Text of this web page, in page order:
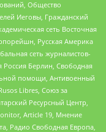
Общество
Иеговы, Гражданский
сеть Восточная
Русская Америка
сеть журналистов-
Россия Берлин, Свободная
помощи, Антивоенный
Libres, Союз за
Ресурсный Центр,
Article 19, Мнение
Радио Свободная Европа,